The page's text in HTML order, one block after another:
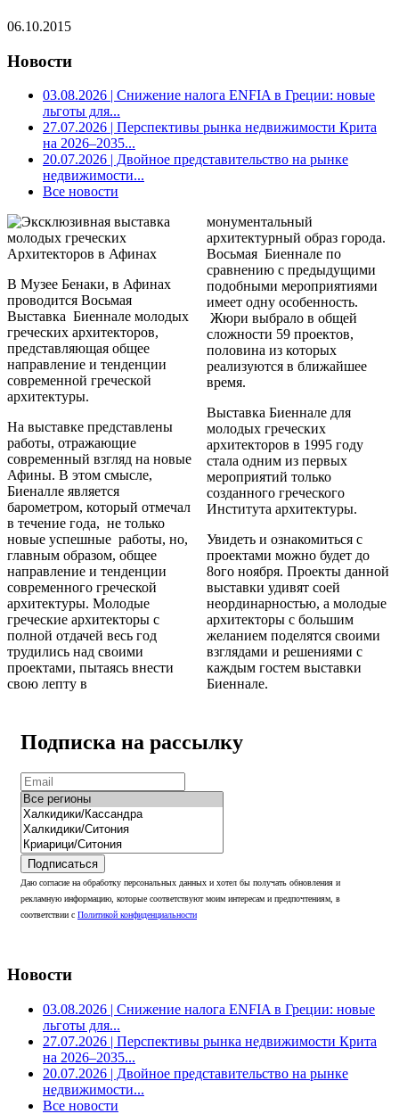
06.10.2015
Новости
03.08.2026 | Снижение налога ENFIA в Греции: новые
льготы для...
27.07.2026 | Перспективы рынка недвижимости Крита
на 2026–2035...
20.07.2026 | Двойное представительство на рынке
недвижимости...
Все новости
В Музее Бенаки, в Афинах
проводится Восьмая
Выставка Биеннале молодых
греческих архитекторов,
представляющая общее
направление и тенденции
современной греческой
архитектуры.
На выставке представлены
работы, отражающие
современный взгляд на новые
Афины. В этом смысле,
Биеналле является
барометром, который отмечал
в течение года, не только
новые успешные работы, но,
главным образом, общее
направление и тенденции
современного греческой
архитектуры. Молодые
греческие архитекторы с
полной отдачей весь год
трудились над своими
проектами, пытаясь внести
свою лепту в
монументальный
архитектурный образ города.
Восьмая Биеннале по
сравнению с предыдущими
подобными мероприятиями
имеет одну особенность.
Жюри выбрало в общей
сложности 59 проектов,
половина из которых
реализуются в ближайшее
время.
Выставка Биеннале для
молодых греческих
архитекторов в 1995 году
стала одним из первых
мероприятий только
созданного греческого
Института архитектуры.
Увидеть и ознакомиться с
проектами можно будет до
8ого ноября. Проекты данной
выставки удивят соей
неординарностью, а молодые
архитекторы с большим
желанием поделятся своими
взглядами и решениями с
каждым гостем выставки
Биеннале.
Подписка на рассылку
Подписаться
Даю согласие на обработку персональных данных и хотел бы получать обновления и
рекламную информацию, которые соответствуют моим интересам и предпочтениям, в
соответствии с Политикой конфиденциальности
Новости
03.08.2026 | Снижение налога ENFIA в Греции: новые
льготы для...
27.07.2026 | Перспективы рынка недвижимости Крита
на 2026–2035...
20.07.2026 | Двойное представительство на рынке
недвижимости...
Все новости